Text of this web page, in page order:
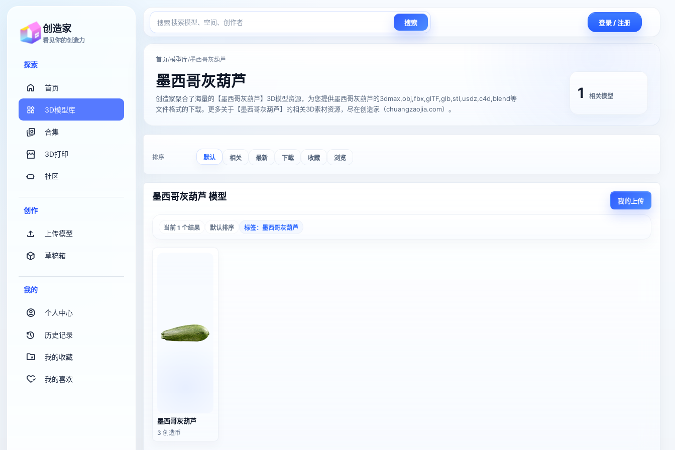
创造家
看见你的创造力
探索
首页
3D模型库
合集
3D打印
社区
创作
上传模型
草稿箱
我的
个人中心
历史记录
我的收藏
我的喜欢
搜索 搜索 登录 / 注册
首页/模型库/墨西哥灰葫芦
墨西哥灰葫芦
创造家聚合了海量的【墨西哥灰葫芦】3D模型资源，为您提供墨西哥灰葫芦的3dmax,obj,fbx,glTF,glb,stl,usdz,c4d,blend等
文件格式的下载。更多关于【墨西哥灰葫芦】的相关3D素材资源，尽在创造家（chuangzaojia.com）。
1 相关模型
排序 默认 相关 最新 下载 收藏 浏览
墨西哥灰葫芦 模型 我的上传
当前 1 个结果 默认排序 标签：墨西哥灰葫芦
墨西哥灰葫芦
3 创造币